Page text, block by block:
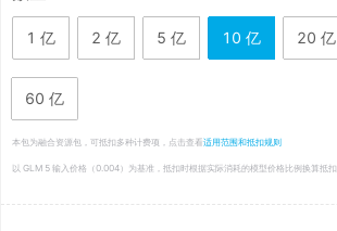
1 亿 2 亿 5 亿 10 亿 20 亿
60 亿
本包为融合资源包，可抵扣多种计费项，点击查看 适用范围和抵扣规则
以 GLM 5 输入价格（0.004）为基准，抵扣时根据实际消耗的模型价格比例换算抵扣